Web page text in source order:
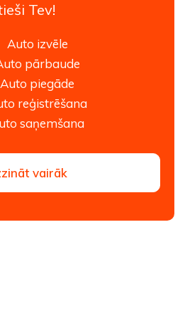
Tev!
Auto izvēle
pārbaude
Auto piegāde
reģistrēšana
saņemšana
vairāk